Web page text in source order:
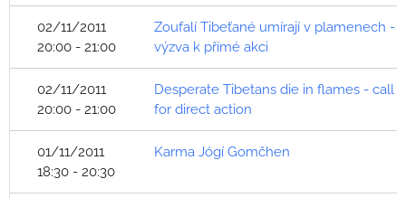
02/11/2011
20:00 - 21:00
Zoufalí Tibeťané umírají v plamenech -
výzva k přímé akci
02/11/2011
20:00 - 21:00
Desperate Tibetans die in flames - call
for direct action
01/11/2011
18:30 - 20:30
Karma Jógí Gomčhen